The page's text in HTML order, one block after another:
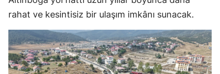
rahat ve kesintisiz bir ulaşım imkânı sunacak.